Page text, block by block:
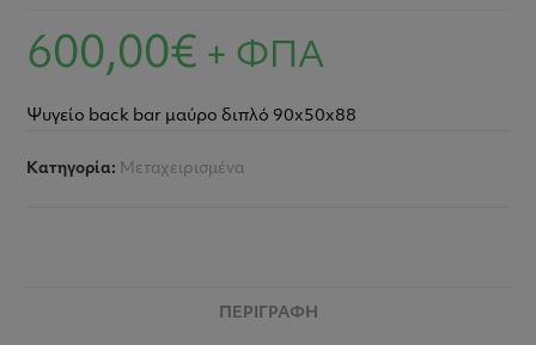
600,00€ + ΦΠΑ
Ψυγείο back bar μαύρο διπλό 90x50x88
Κατηγορία: Μεταχειρισμένα
ΠΕΡΙΓΡΑΦΉ